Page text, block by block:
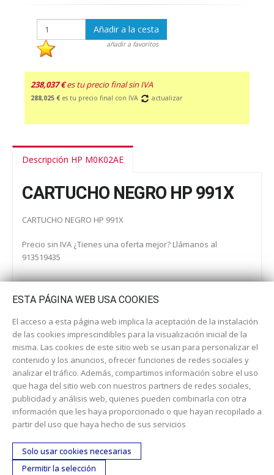
Añadir a la cesta
añadir a favoritos
238,037 € es tu precio final sin IVA
288,025 € es tu precio final con IVA actualizar
Descripción HP M0K02AE
CARTUCHO NEGRO HP 991X
CARTUCHO NEGRO HP 991X
Precio sin IVA ¿Tienes una oferta mejor? Llámanos al
913519435
Dirección:c/ Cercedilla nº 14, 28925 Alcorcón
Email:contacta aquí
Teléfono:913519435
ESTA PÁGINA WEB USA COOKIES
El acceso a esta página web implica la aceptación de la instalación
de las cookies imprescindibles para la visualización inicial de la
misma. Las cookies de este sitio web se usan para personalizar el
contenido y los anuncios, ofrecer funciones de redes sociales y
analizar el tráfico. Además, compartimos información sobre el uso
que haga del sitio web con nuestros partners de redes sociales,
publicidad y análisis web, quienes pueden combinarla con otra
información que les haya proporcionado o que hayan recopilado a
partir del uso que haya hecho de sus servicios
Solo usar cookies necesarias
Permitir la selección